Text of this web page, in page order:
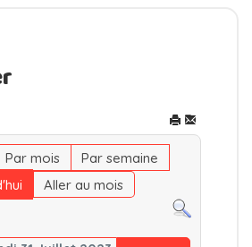
Par mois
Par semaine
Aller au mois